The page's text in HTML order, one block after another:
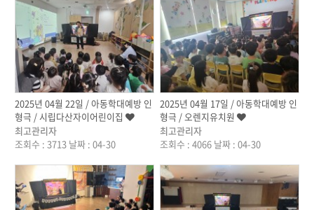
2025년 04월 22일 / 아동학대예방 인
형극 / 시립다산자이어린이집
최고관리자
조회수 : 3713 날짜 : 04-30
2025년 04월 17일 / 아동학대예방 인
형극 / 오렌지유치원
최고관리자
조회수 : 4066 날짜 : 04-30
작성자 작성자